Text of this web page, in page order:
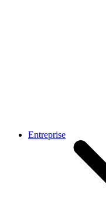
Entreprise